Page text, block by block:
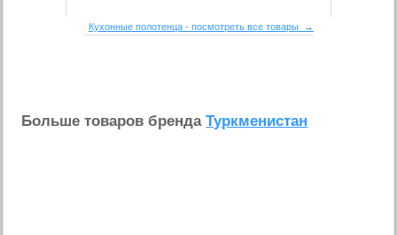
Кухонные полотенца - посмотреть все товары →
Больше товаров брендаТуркменистан